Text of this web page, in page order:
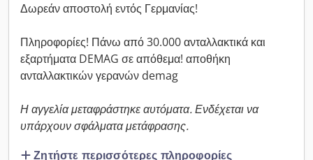
Δωρεάν αποστολή εντός Γερμανίας!
Πληροφορίες! Πάνω από 30.000 ανταλλακτικά και
εξαρτήματα DEMAG σε απόθεμα! αποθήκη
ανταλλακτικών γερανών demag
Η αγγελία μεταφράστηκε αυτόματα. Ενδέχεται να
υπάρχουν σφάλματα μετάφρασης.
Ζητήστε περισσότερες πληροφορίες